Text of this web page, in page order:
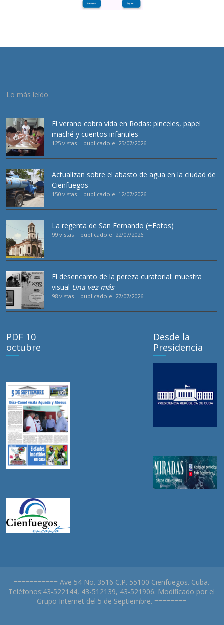
Lo más leído
El verano cobra vida en Rodas: pinceles, papel
maché y cuentos infantiles
125 vistas | publicado el 25/07/2026
Actualizan sobre el abasto de agua en la ciudad de
Cienfuegos
150 vistas | publicado el 12/07/2026
La regenta de San Fernando (+Fotos)
99 vistas | publicado el 22/07/2026
El desencanto de la pereza curatorial: muestra
visual Una vez más
98 vistas | publicado el 27/07/2026
PDF 10
octubre
Desde la
Presidencia
=========== Ave 54 No. 3516 C.P. 55100 Cienfuegos. Cuba.
Teléfonos:43-522144, 43-512139, 43-521906. Modificado por el
Grupo Internet del 5 de Septiembre. ========